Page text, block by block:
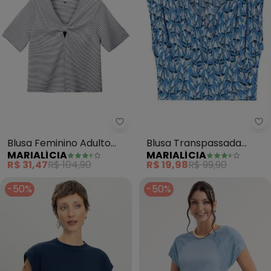
Marialícia - Blusa Feminino
Blusa Feminino Adulto
(Azul)
MARIALÍCIA
R$ 31,47R$ 104,90
Blusa Transpassada
(Azul)
MARIALÍCIA
R$ 19,98R$ 99,90
-50%
-50%